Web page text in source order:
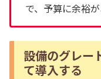
で、予算に余裕
設備のグレー
て導入する